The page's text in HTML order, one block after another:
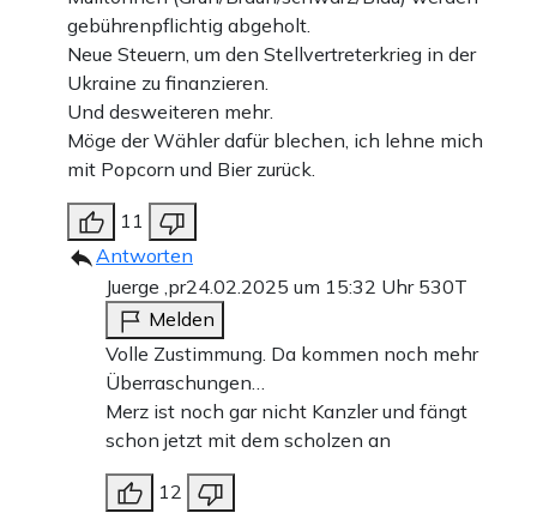
gebührenpflichtig abgeholt.
Neue Steuern, um den Stellvertreterkrieg in der
Ukraine zu finanzieren.
Und desweiteren mehr.
Möge der Wähler dafür blechen, ich lehne mich
mit Popcorn und Bier zurück.
11
Antworten
Juerge ,pr24.02.2025 um 15:32 Uhr 530T
Melden
Volle Zustimmung. Da kommen noch mehr
Überraschungen…
Merz ist noch gar nicht Kanzler und fängt
schon jetzt mit dem scholzen an
12